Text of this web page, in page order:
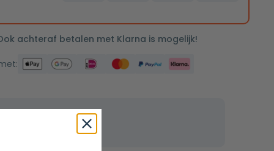
achteraf betalen met Klarna is mogelijk!